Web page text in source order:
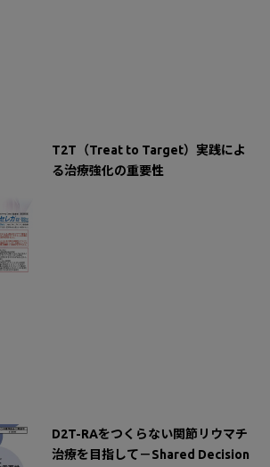
T2T（Treat to Target）実践によ
る治療強化の重要性
D2T-RAをつくらない関節リウマチ
治療を目指して－Shared Decision